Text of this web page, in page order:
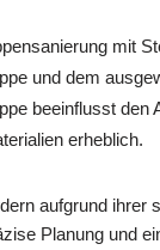
mit
und dem
beeinflusst den
erheblich.
aufgrund ihrer
Planung und